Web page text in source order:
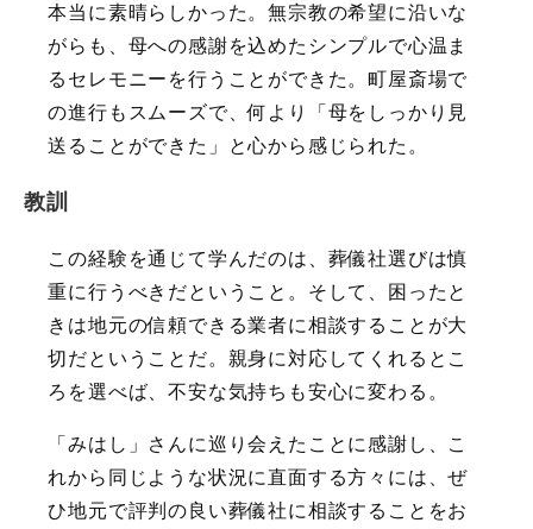
本当に素晴らしかった。無宗教の希望に沿いな
がらも、母への感謝を込めたシンプルで心温ま
るセレモニーを行うことができた。町屋斎場で
の進行もスムーズで、何より「母をしっかり見
送ることができた」と心から感じられた。
教訓
この経験を通じて学んだのは、葬儀社選びは慎
重に行うべきだということ。そして、困ったと
きは地元の信頼できる業者に相談することが大
切だということだ。親身に対応してくれるとこ
ろを選べば、不安な気持ちも安心に変わる。
「みはし」さんに巡り会えたことに感謝し、こ
れから同じような状況に直面する方々には、ぜ
ひ地元で評判の良い葬儀社に相談することをお